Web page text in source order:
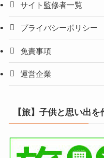
サイト監修者一覧
プライバシーポリシー
免責事項
運営企業
【旅】子供と思い出を